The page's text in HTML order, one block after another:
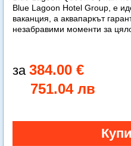
Blue Lagoon Hotel Group, е
ваканция, а аквапаркът
незабравими моменти за
384.00 €
751.04 лв